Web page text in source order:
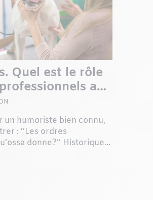
Quel est le rôle
au
un humoriste bien connu,
: ‘’Les ordres
donne?’’ Historique...